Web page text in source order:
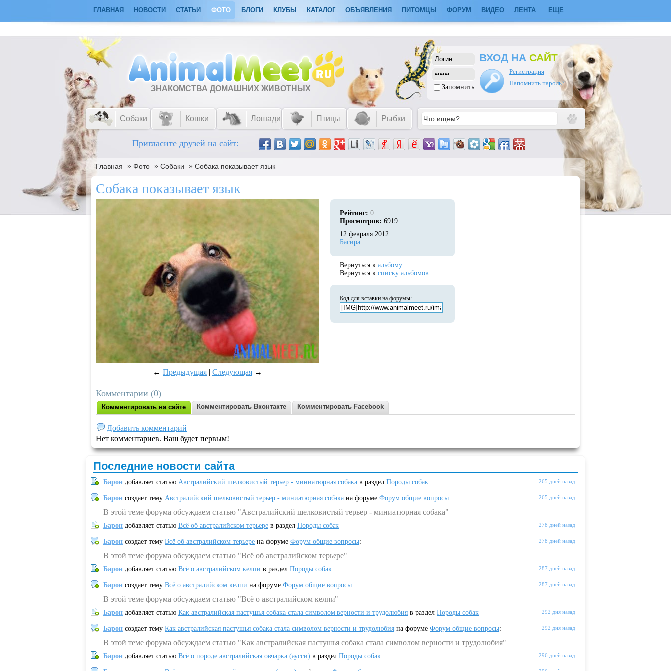
ГЛАВНАЯ НОВОСТИ СТАТЬИ ФОТО БЛОГИ КЛУБЫ КАТАЛОГ ОБЪЯВЛЕНИЯ ПИТОМЦЫ ФОРУМ ВИДЕО ЛЕНТА ЕЩЕ
ЗНАКОМСТВА ДОМАШНИХ ЖИВОТНЫХ Запомнить
ВХОД НА САЙТ
Регистрация
Напомнить пароль?
Собаки Кошки Лошади Птицы Рыбки
Пригласите друзей на сайт:
Главная » Фото » Собаки » Собака показывает язык
Собака показывает язык
← Предыдущая | Следующая →
Рейтинг: 0
Просмотров: 6919
12 февраля 2012
Багира
Вернуться к альбому
Вернуться к списку альбомов
Код для вставки на форумы:
Комментарии (0)
Комментировать на сайте Комментировать Вконтакте Комментировать Facebook
Добавить комментарий
Нет комментариев. Ваш будет первым!
Последние новости сайта
265 дней назад
Барон добавляет статью Австралийский шелковистый терьер - миниатюрная собака в раздел Породы собак
265 дней назад
Барон создает тему Австралийский шелковистый терьер - миниатюрная собака на форуме Форум общие вопросы:
В этой теме форума обсуждаем статью "Австралийский шелковистый терьер - миниатюрная собака"
278 дней назад
Барон добавляет статью Всё об австралийском терьере в раздел Породы собак
278 дней назад
Барон создает тему Всё об австралийском терьере на форуме Форум общие вопросы:
В этой теме форума обсуждаем статью "Всё об австралийском терьере"
287 дней назад
Барон добавляет статью Всё о австралийском келпи в раздел Породы собак
287 дней назад
Барон создает тему Всё о австралийском келпи на форуме Форум общие вопросы:
В этой теме форума обсуждаем статью "Всё о австралийском келпи"
292 дня назад
Барон добавляет статью Как австралийская пастушья собака стала символом верности и трудолюбия в раздел Породы собак
292 дня назад
Барон создает тему Как австралийская пастушья собака стала символом верности и трудолюбия на форуме Форум общие вопросы:
В этой теме форума обсуждаем статью "Как австралийская пастушья собака стала символом верности и трудолюбия"
296 дней назад
Барон добавляет статью Всё о породе австралийская овчарка (аусси) в раздел Породы собак